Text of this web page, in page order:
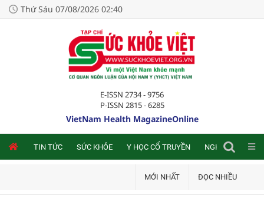
Thứ Sáu 07/08/2026 02:40
E-ISSN 2734 - 9756
P-ISSN 2815 - 6285
VietNam Health MagazineOnline
TIN TỨC SỨC KHỎE Y HỌC CỔ TRUYỀN NGHIÊN CỨU
MỚI NHẤT ĐỌC NHIỀU